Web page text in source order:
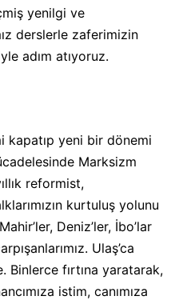
yenilgi ve
derslerle zaferimizin
adım atıyoruz.
kapatıp yeni bir dönemi
Marksizm
reformist,
kurtuluş yolunu
Deniz’ler, İbo’lar
Ulaş’ca
Binlerce fırtına yaratarak,
istim, canımıza